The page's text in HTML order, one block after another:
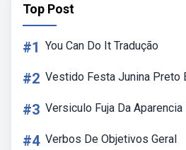
Top Post
#1 You Can Do It Tradução
#2 Vestido Festa Junina Preto
#3 Versiculo Fuja Da
#4 Verbos De Objetivos Geral